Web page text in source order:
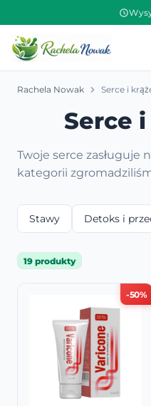
Rachela Nowak Serce i
Serce
Twoje serce zasługuje
kategorii
Stawy Detoks i
19 produkty
-50%